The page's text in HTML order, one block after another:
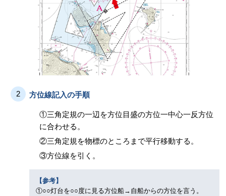
2 方位線記入の手順
①三角定規の一辺を方位目盛の方位一中心一反方位
に合わせる。
②三角定規を物標のところまで平行移動する。
③方位線を引く。
【参考】
①○○灯台を○○度に見る方位船→自船からの方位を言う。